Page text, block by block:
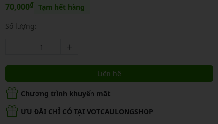
70,000₫ Tạm hết hàng
Số lượng:
Liên hệ
Chương trình khuyến mãi:
ƯU ĐÃI CHỈ CÓ TẠI VOTCAULONGSHOP